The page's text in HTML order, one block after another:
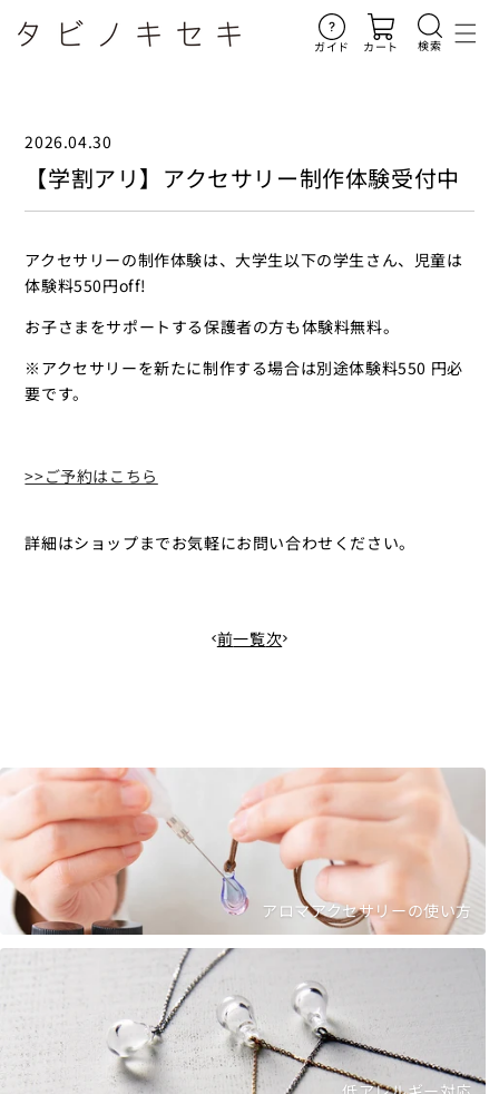
ンツに
進む
ガイド カート 検索
2026.04.30
【学割アリ】アクセサリー制作体験受付中
アクセサリーの制作体験は、大学生以下の学生さん、児童は
体験料550円off!
お子さまをサポートする保護者の方も体験料無料。
※アクセサリーを新たに制作する場合は別途体験料550 円必
要です。
>>ご予約はこちら
詳細はショップまでお気軽にお問い合わせください。
前一覧次
アロマアクセサリーの使い方